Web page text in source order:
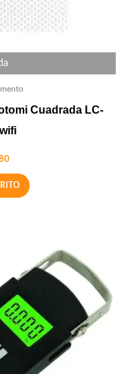
Cuadrada LC-